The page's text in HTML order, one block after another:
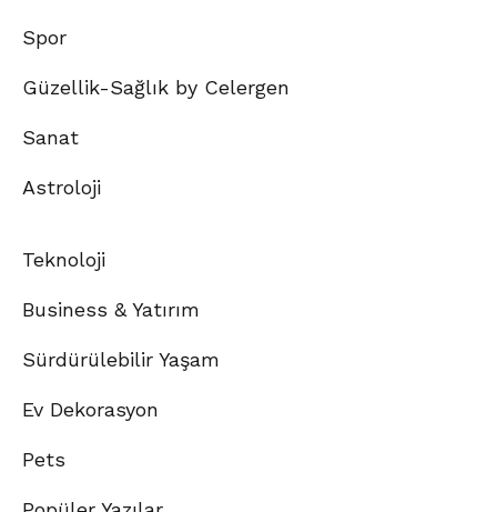
Spor
Güzellik-Sağlık by Celergen
Sanat
Astroloji
Teknoloji
Business & Yatırım
Sürdürülebilir Yaşam
Ev Dekorasyon
Pets